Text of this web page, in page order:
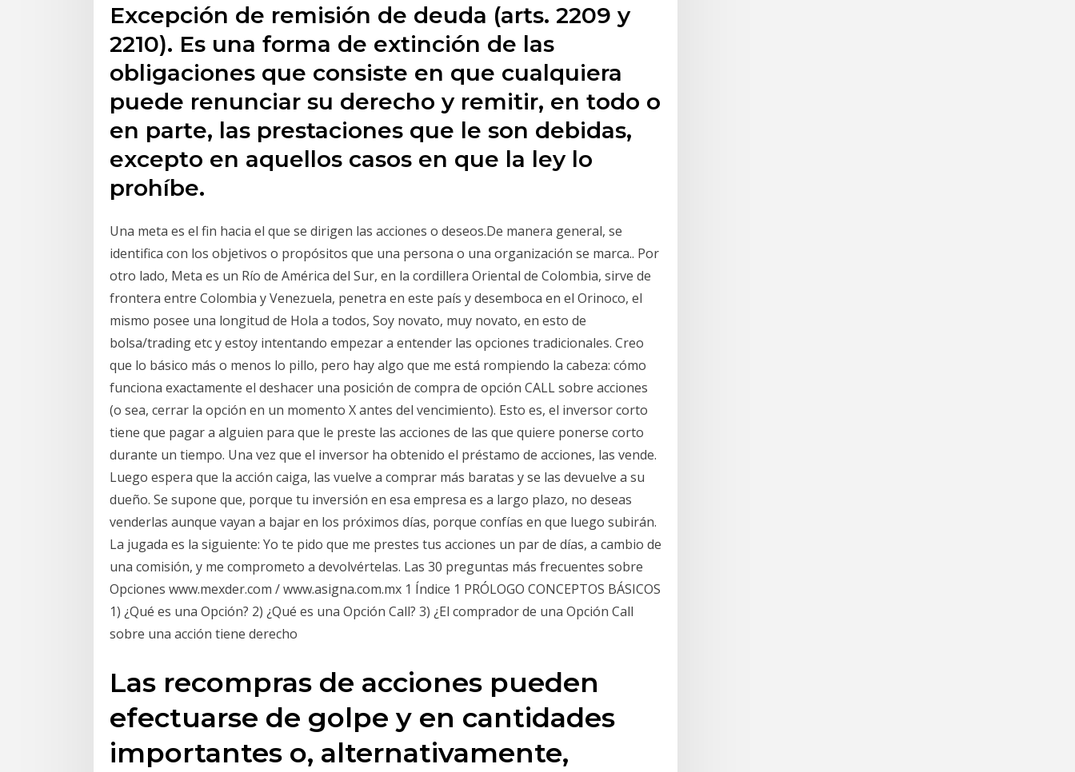
Excepción de remisión de deuda (arts. 2209 y
2210). Es una forma de extinción de las
obligaciones que consiste en que cualquiera
puede renunciar su derecho y remitir, en todo o
en parte, las prestaciones que le son debidas,
excepto en aquellos casos en que la ley lo
prohíbe.
Una meta es el fin hacia el que se dirigen las acciones o deseos.De manera general, se
identifica con los objetivos o propósitos que una persona o una organización se marca.. Por
otro lado, Meta es un Río de América del Sur, en la cordillera Oriental de Colombia, sirve de
frontera entre Colombia y Venezuela, penetra en este país y desemboca en el Orinoco, el
mismo posee una longitud de Hola a todos, Soy novato, muy novato, en esto de
bolsa/trading etc y estoy intentando empezar a entender las opciones tradicionales. Creo
que lo básico más o menos lo pillo, pero hay algo que me está rompiendo la cabeza: cómo
funciona exactamente el deshacer una posición de compra de opción CALL sobre acciones
(o sea, cerrar la opción en un momento X antes del vencimiento). Esto es, el inversor corto
tiene que pagar a alguien para que le preste las acciones de las que quiere ponerse corto
durante un tiempo. Una vez que el inversor ha obtenido el préstamo de acciones, las vende.
Luego espera que la acción caiga, las vuelve a comprar más baratas y se las devuelve a su
dueño. Se supone que, porque tu inversión en esa empresa es a largo plazo, no deseas
venderlas aunque vayan a bajar en los próximos días, porque confías en que luego subirán.
La jugada es la siguiente: Yo te pido que me prestes tus acciones un par de días, a cambio de
una comisión, y me comprometo a devolvértelas. Las 30 preguntas más frecuentes sobre
Opciones www.mexder.com / www.asigna.com.mx 1 Índice 1 PRÓLOGO CONCEPTOS BÁSICOS
1) ¿Qué es una Opción? 2) ¿Qué es una Opción Call? 3) ¿El comprador de una Opción Call
sobre una acción tiene derecho
Las recompras de acciones pueden
efectuarse de golpe y en cantidades
importantes o, alternativamente,